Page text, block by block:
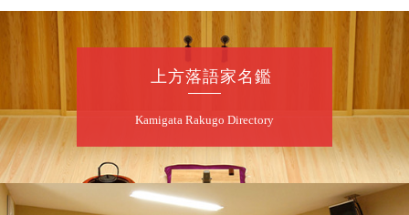
お問合せ：らららのらくご会予約事務局
090-6976-1777 email：
lalalanorakugo@gmail.com
昼
桂九寿玉／桂弥太郎／桂かい枝※／けんたと
ももえ（音曲漫才）※／笑福亭三喬／桂米二
～仲入～桂咲之輔／林家染団治／渡辺あきら
上方落語家名鑑
Kamigata Rakugo Directory